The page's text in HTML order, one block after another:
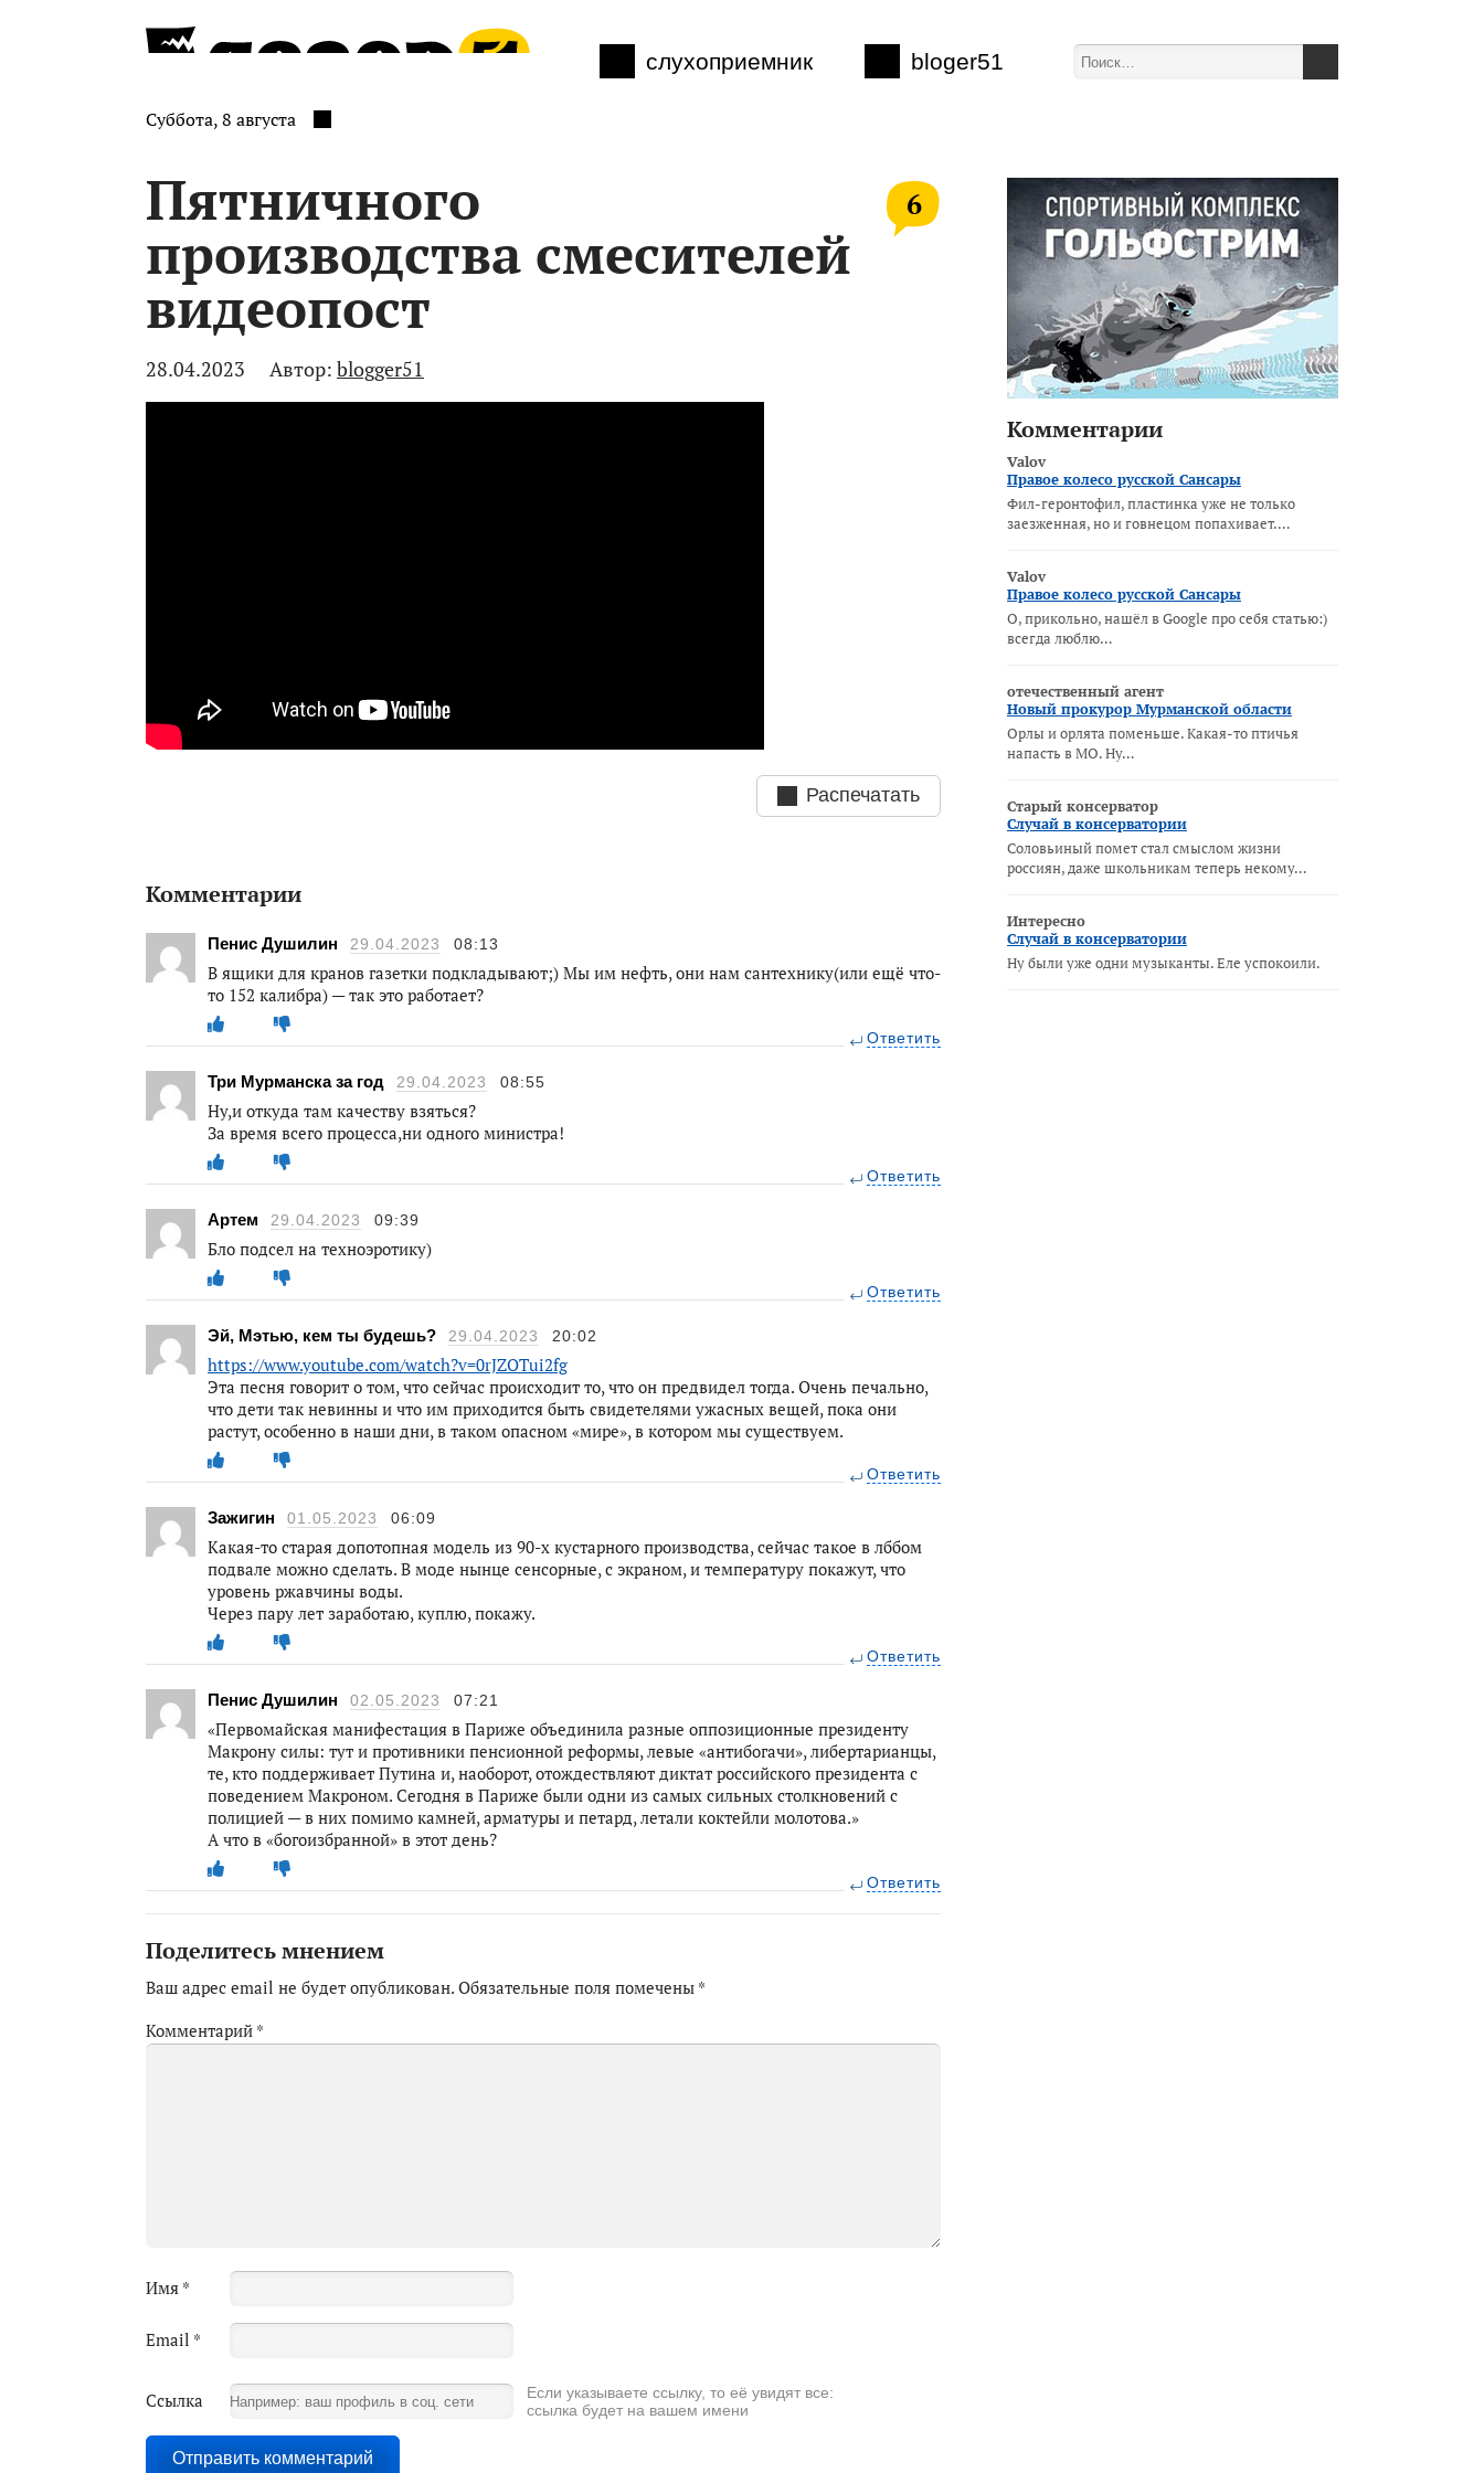
слухоприемник bloger51
Суббота, 8 августа
Пятничного
производства смесителей
видеопост
6
28.04.2023 Автор: blogger51
Распечатать
Комментарии
Пенис Душилин 29.04.2023 08:13
В ящики для кранов газетки подкладывают;) Мы им нефть, они нам сантехнику(или ещё что-
то 152 калибра) — так это работает?
Ответить
Три Мурманска за год 29.04.2023 08:55
Ну,и откуда там качеству взяться?
За время всего процесса,ни одного министра!
Ответить
Артем 29.04.2023 09:39
Бло подсел на техноэротику)
Ответить
Эй, Мэтью, кем ты будешь? 29.04.2023 20:02
https://www.youtube.com/watch?v=0rJZOTui2fg
Эта песня говорит о том, что сейчас происходит то, что он предвидел тогда. Очень печально,
что дети так невинны и что им приходится быть свидетелями ужасных вещей, пока они
растут, особенно в наши дни, в таком опасном «мире», в котором мы существуем.
Ответить
Зажигин 01.05.2023 06:09
Какая-то старая допотопная модель из 90-х кустарного производства, сейчас такое в лббом
подвале можно сделать. В моде нынце сенсорные, с экраном, и температуру покажут, что
уровень ржавчины воды.
Через пару лет заработаю, куплю, покажу.
Ответить
Пенис Душилин 02.05.2023 07:21
«Первомайская манифестация в Париже объединила разные оппозиционные президенту
Макрону силы: тут и противники пенсионной реформы, левые «антибогачи», либертарианцы,
те, кто поддерживает Путина и, наоборот, отождествляют диктат российского президента с
поведением Макроном. Сегодня в Париже были одни из самых сильных столкновений с
полицией — в них помимо камней, арматуры и петард, летали коктейли молотова.»
А что в «богоизбранной» в этот день?
Ответить
Поделитесь мнением
Ваш адрес email не будет опубликован. Обязательные поля помечены *
Комментарий *
Имя *
Email *
Ссылка
Если указываете ссылку, то её увидят все:
ссылка будет на вашем имени
Комментарии
Valov
Правое колесо русской Сансары
Фил-геронтофил, пластинка уже не только
заезженная, но и говнецом попахивает.…
Valov
Правое колесо русской Сансары
О, прикольно, нашёл в Google про себя статью:)
всегда люблю…
отечественный агент
Новый прокурор Мурманской области
Орлы и орлята поменьше. Какая-то птичья
напасть в МО. Ну…
Старый консерватор
Случай в консерватории
Соловьиный помет стал смыслом жизни
россиян, даже школьникам теперь некому…
Интересно
Случай в консерватории
Ну были уже одни музыканты. Еле успокоили.